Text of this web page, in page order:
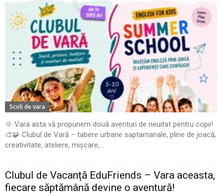
Scoli de vara
🌞 Vara asta vă propunem două aventuri de neuitat pentru copii!
🎨🧩 Clubul de Vară – tabere urbane saptamanale, pline de joacă,
creativitate, ateliere, mișcare,...
Clubul de Vacanță EduFriends – Vara aceasta,
fiecare săptămână devine o aventură!